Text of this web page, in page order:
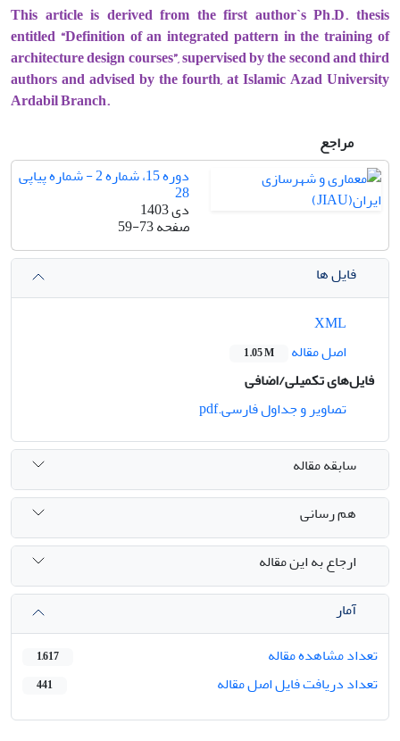
This article is derived from the first author`s Ph.D. thesis
entitled “Definition of an integrated pattern in the training of
architecture design courses”, supervised by the second and third
authors and advised by the fourth, at Islamic Azad University
Ardabil Branch.
مراجع
دوره 15، شماره 2 - شماره پیاپی
28
دی 1403
صفحه59-73
فایل ها
اصل مقاله
1.05 M
فایل‌های تکمیلی/اضافی
تصاویر و جداول فارسی.pdf
سابقه مقاله
هم رسانی
ارجاع به این مقاله
آمار
تعداد مشاهده مقاله
1,617
تعداد دریافت فایل اصل مقاله 441